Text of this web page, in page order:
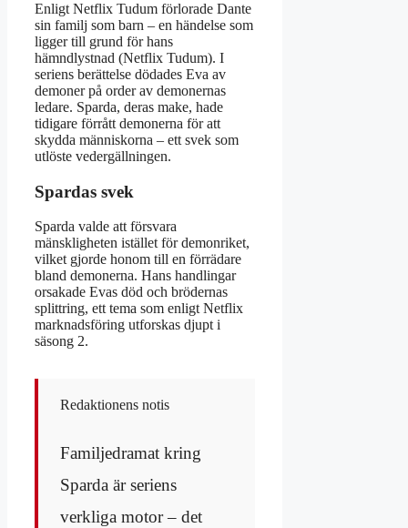
Enligt Netflix Tudum förlorade Dante
sin familj som barn – en händelse som
ligger till grund för hans
hämndlystnad (Netflix Tudum). I
seriens berättelse dödades Eva av
demoner på order av demonernas
ledare. Sparda, deras make, hade
tidigare förrått demonerna för att
skydda människorna – ett svek som
utlöste vedergällningen.
Spardas svek
Sparda valde att försvara
mänskligheten istället för demonriket,
vilket gjorde honom till en förrädare
bland demonerna. Hans handlingar
orsakade Evas död och brödernas
splittring, ett tema som enligt Netflix
marknadsföring utforskas djupt i
säsong 2.
Redaktionens notis
Familjedramat kring
Sparda är seriens
verkliga motor – det